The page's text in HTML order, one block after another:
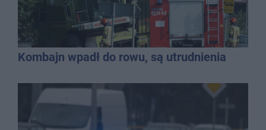
Kombajn wpadł do rowu, są utrudnienia